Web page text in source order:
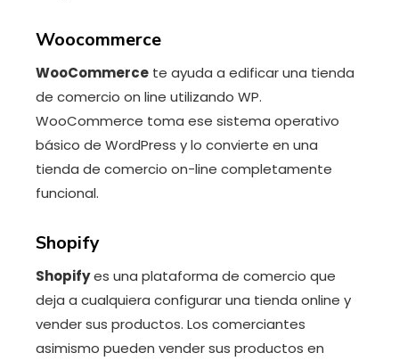
Woocommerce
WooCommerce te ayuda a edificar una tienda
de comercio on line utilizando WP.
WooCommerce toma ese sistema operativo
básico de WordPress y lo convierte en una
tienda de comercio on-line completamente
funcional.
Shopify
Shopifyes una plataforma de comercio que
deja a cualquiera configurar una tienda online y
vender sus productos. Los comerciantes
asimismo pueden vender sus productos en